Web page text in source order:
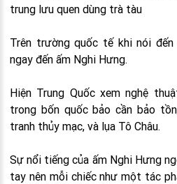
trung lưu quen dùng trà tàu
Trên trường quốc tế khi nói
ngay đến ấm Nghi Hưng.
Hiện Trung Quốc xem nghệ
trong bốn quốc bảo cần bảo
tranh thủy mạc, và lụa Tô Châu.
Sự nổi tiếng của ấm Nghi Hưng
tay nên mỗi chiếc như một tác